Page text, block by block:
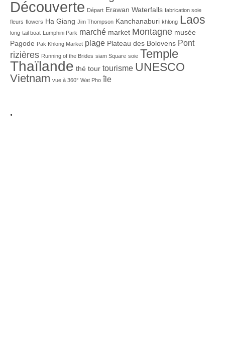
Découverte Départ Erawan Waterfalls fabrication soie
fleurs flowers Ha Giang Jim Thompson Kanchanaburi khlong Laos
long-tail boat Lumphini Park marché market Montagne musée
Pagode Pak Khlong Market plage Plateau des Bolovens Pont
rizières Running of the Brides siam Square soie Temple
Thaïlande thé tour tourisme UNESCO
Vietnam vue à 360° Wat Pho île
.